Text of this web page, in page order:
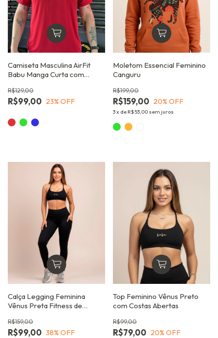
Camiseta Masculina AirFit
Babu Manga Curta com
R$99,00
R$129,00
23% OFF
Moletom Essencial Feminino
Canguru
R$159,00
R$199,00
20% OFF
3x de R$53,00 sem juros
Calça Legging Feminina
Vênus Preta Fitness de
Bolso
R$99,00
R$159,00
38% OFF
Top Feminino Vênus Preto
com Costas Abertas
R$79,00
R$99,00
20% OFF